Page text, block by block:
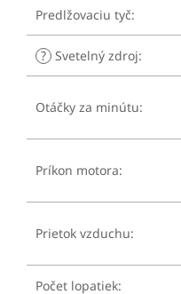
Predlžovaciu tyč:
? Svetelný zdroj:
Otáčky za minútu:
Príkon motora:
Prietok vzduchu:
Počet lopatiek: